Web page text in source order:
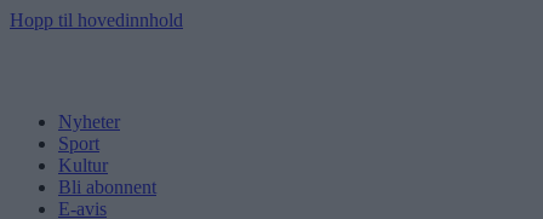
Hopp til hovedinnhold
Nyheter
Sport
Kultur
Bli abonnent
E-avis